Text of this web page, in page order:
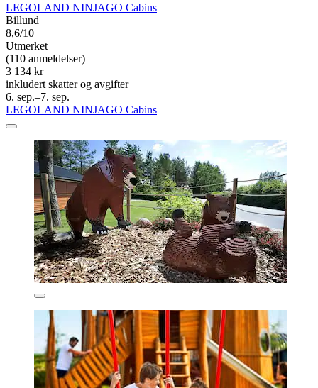
LEGOLAND NINJAGO Cabins
Billund
8,6/10
Utmerket
(110 anmeldelser)
3 134 kr
inkludert skatter og avgifter
6. sep.–7. sep.
LEGOLAND NINJAGO Cabins